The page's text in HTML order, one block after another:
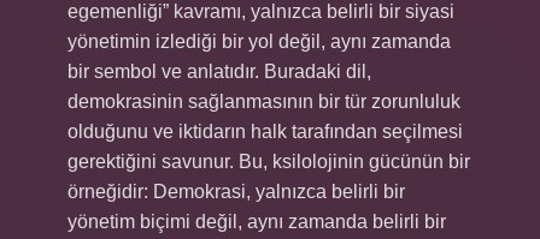
egemenliği” kavramı, yalnızca belirli bir siyasi
yönetimin izlediği bir yol değil, aynı zamanda
bir sembol ve anlatıdır. Buradaki dil,
demokrasinin sağlanmasının bir tür zorunluluk
olduğunu ve iktidarın halk tarafından seçilmesi
gerektiğini savunur. Bu, ksilolojinin gücünün bir
örneğidir: Demokrasi, yalnızca belirli bir
yönetim biçimi değil, aynı zamanda belirli bir